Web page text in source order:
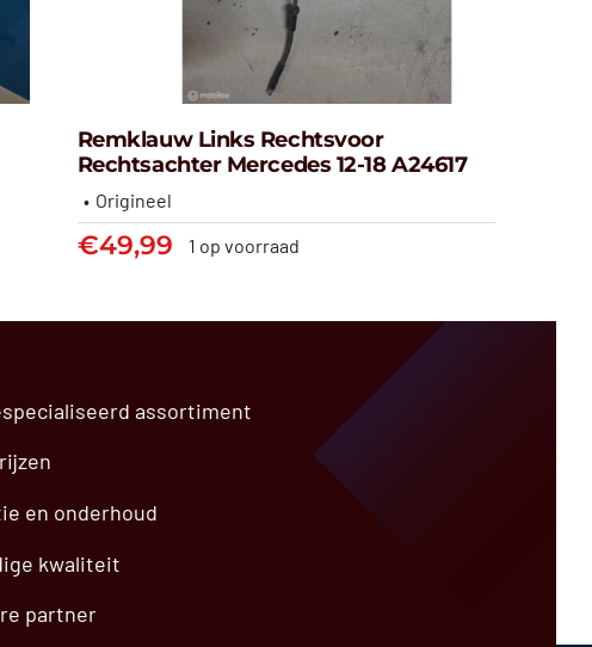
Remklauw links rechtsvoor
rechtsachter Mercedes 12-18
€49,99
Remklauw Links Rechtsvoor
Rechtsachter Mercedes 12-18 A24617
Origineel
€49,99 1 op voorraad
assortiment
en onderhoud
kwaliteit
partner